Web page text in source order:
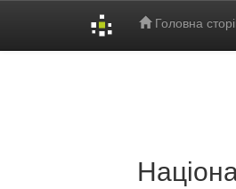
Головна